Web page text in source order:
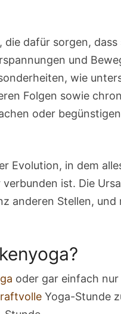
, die dafür sorgen,
und
wie
Folgen sowie
oder
Evolution, in dem
ist. Die
anderen Stellen,
oder gar einfach
Yoga-Stunde